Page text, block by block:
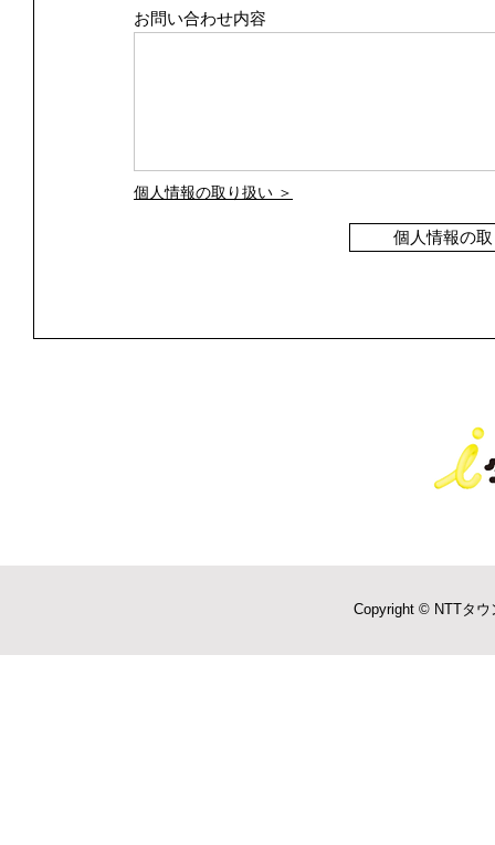
お問い合わせ内容
個人情報の取り扱い ＞
個人情報の
Copyright © NTTタウ